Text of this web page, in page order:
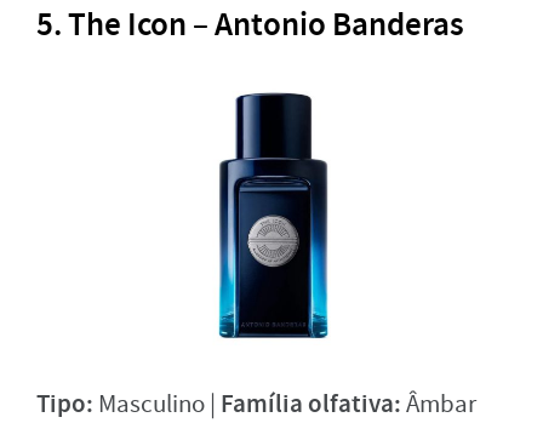
5.The Icon – Antonio Banderas
Tipo: Masculino | Família olfativa:Âmbar